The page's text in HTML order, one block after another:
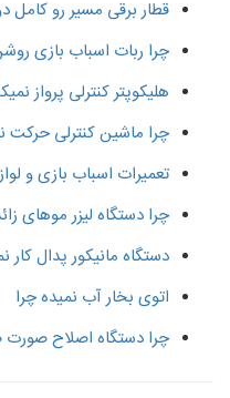
قطار برقی مسیر رو کامل
چرا ربات اسباب بازی روشن
هلیکوپتر کنترلی پرواز
چرا ماشین کنترلی حرکت
تعمیرات اسباب بازی و
چرا دستگاه لیزر موهای زائد
دستگاه مانیکور پدال کار
اتوی بخار آب نمیده چرا
چرا دستگاه اصلاح صورت